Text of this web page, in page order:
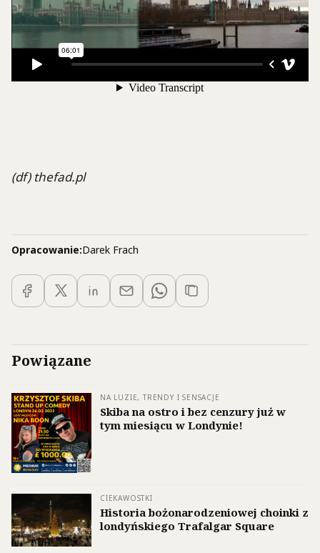
(df) thefad.pl
Opracowanie:Darek Frach
Powiązane
NA LUZIE, TRENDY I SENSACJE
Skiba na ostro i bez cenzury już w
tym miesiącu w Londynie!
CIEKAWOSTKI
Historia bożonarodzeniowej choinki z
londyńskiego Trafalgar Square